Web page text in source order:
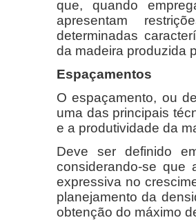
que, quando
apresentam
determinadas
da madeira produzida
Espaçamentos
O espaçamento, ou
uma das principais
e a produtividade da
Deve ser definido
considerando-se que
expressiva no
planejamento da
obtenção do máximo